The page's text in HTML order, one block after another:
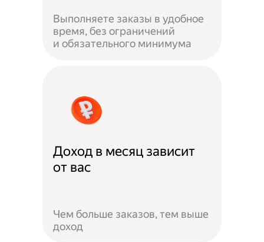
Выполняете заказы в удобное
время, без ограничений
и обязательного минимума
Доход в месяц зависит
от вас
Чем больше заказов, тем выше
доход